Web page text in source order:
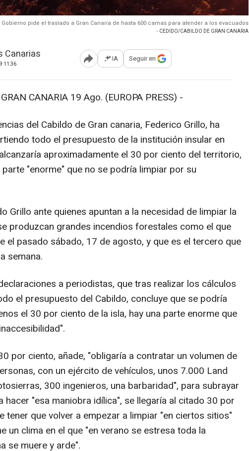
pide el traslado a Gran Canaria de hasta 600 camas para atender a los evacuados
- CEDIDO/CABILDO DE GRAN CANARIA
Canarias
11:36 Abrir opciones para compartir
IA Seguir en
CANARIA 19 Ago. (EUROPA PRESS) -
del Cabildo de Gran canaria, Federico Grillo, ha
todo el presupuesto de la institución insular en
aproximadamente el 30 por ciento del territorio,
"enorme" que no se podría limpiar por su
Grillo ante quienes apuntan a la necesidad de limpiar la
produzcan grandes incendios forestales como el que
el pasado sábado, 17 de agosto, y que es el tercero que
semana.
a periodistas, que tras realizar los cálculos
el presupuesto del Cabildo, concluye que se podría
el 30 por ciento de la isla, hay una parte enorme que
por ciento, añade, "obligaría a contratar un volumen de
con un ejército de vehículos, unos 7.000 Land
300 ingenieros, una barbaridad", para subrayar
hacer "esa maniobra idílica", se llegaría al citado 30 por
tener que volver a empezar a limpiar "en ciertos sitios"
un clima en el que "en verano se estresa toda la
se muere y arde".